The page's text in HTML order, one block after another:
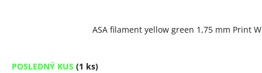
ASA filament yellow green 1,75 mm Print
POSLEDNÝ KUS (1 ks)